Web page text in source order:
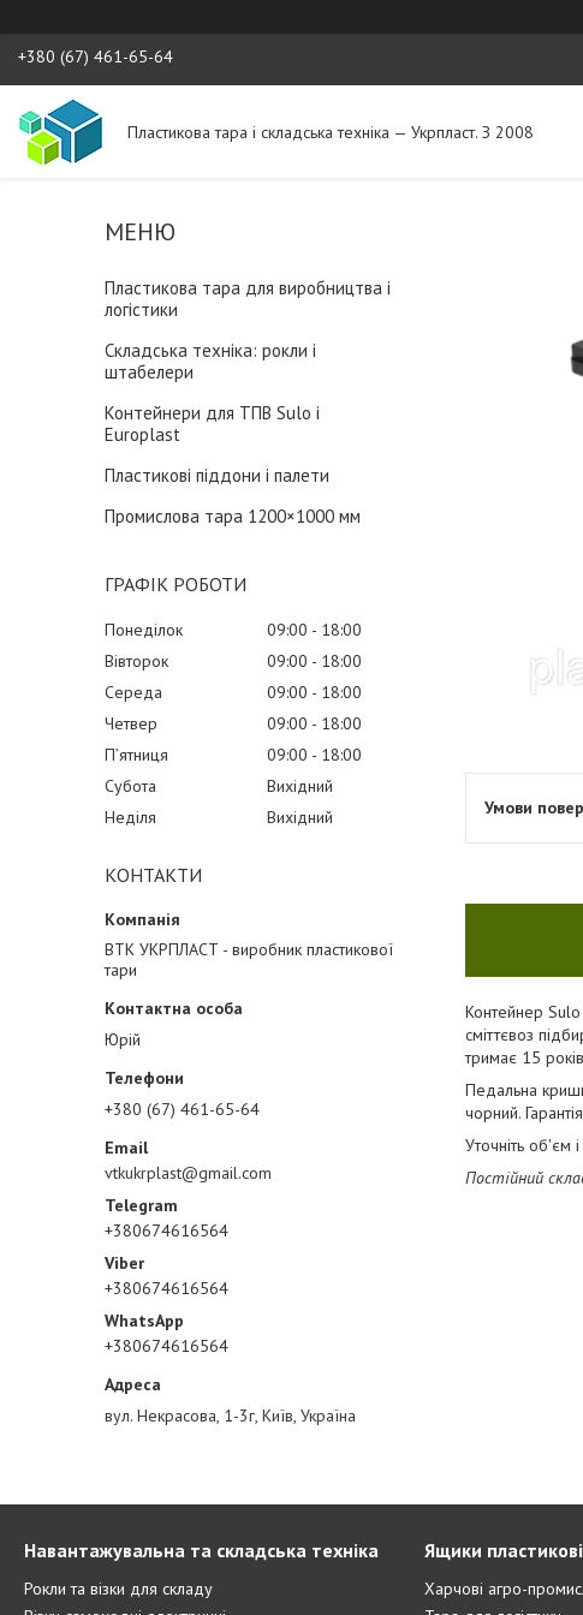
+380 (67) 461-65-64
Пластикова тара і складська техніка — Укрпласт. З 2008
Пластикова тара для виробництва і
логістики
Складська техніка: рокли і
штабелери
Контейнери для ТПВ Sulo і
Europlast
Пластикові піддони і палети
Промислова тара 1200×1000 мм
ГРАФІК РОБОТИ
Понеділок 09:00
18:00
Вівторок
09:00
18:00
Середа
09:00
18:00
Четвер
09:00
18:00
Пʼятниця
09:00
18:00
Субота
Вихідний
Неділя
Вихідний
КОНТАКТИ
ВТК УКРПЛАСТ - виробник пластикової
тари
Юрій
+380 (67) 461-65-64
vtkukrplast@gmail.com
+380674616564
+380674616564
+380674616564
вул. Некрасова, 1-3г, Київ, Україна
Контейнер
сміттєвоз
тримає 15
Педальна
чорний.
Уточніть об'єм
Постійний
Навантажувальна та складська техніка
Рокли та візки для складу
Ящики пластикові
Харчові агро-